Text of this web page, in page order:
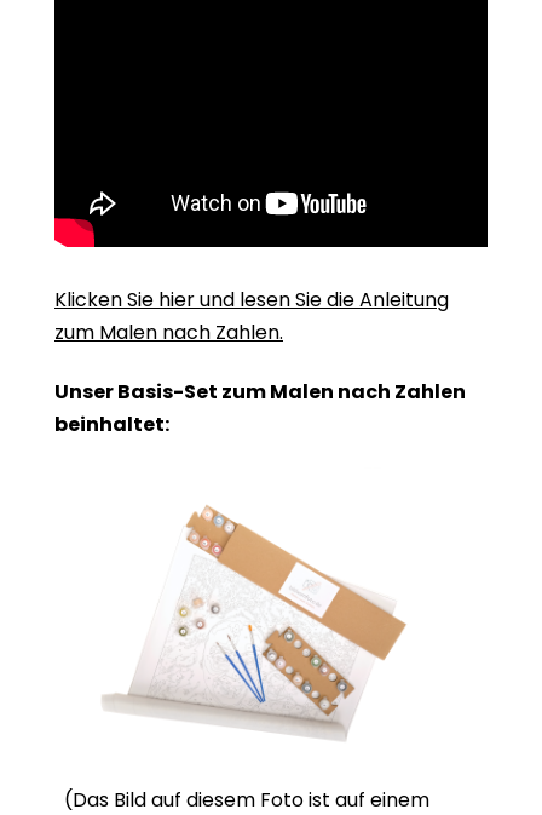
Klicken Sie hier und lesen Sie die Anleitung
zum Malen nach Zahlen.
Unser Basis-Set zum Malen nach Zahlen
beinhaltet:
(Das Bild auf diesem Foto ist auf einem